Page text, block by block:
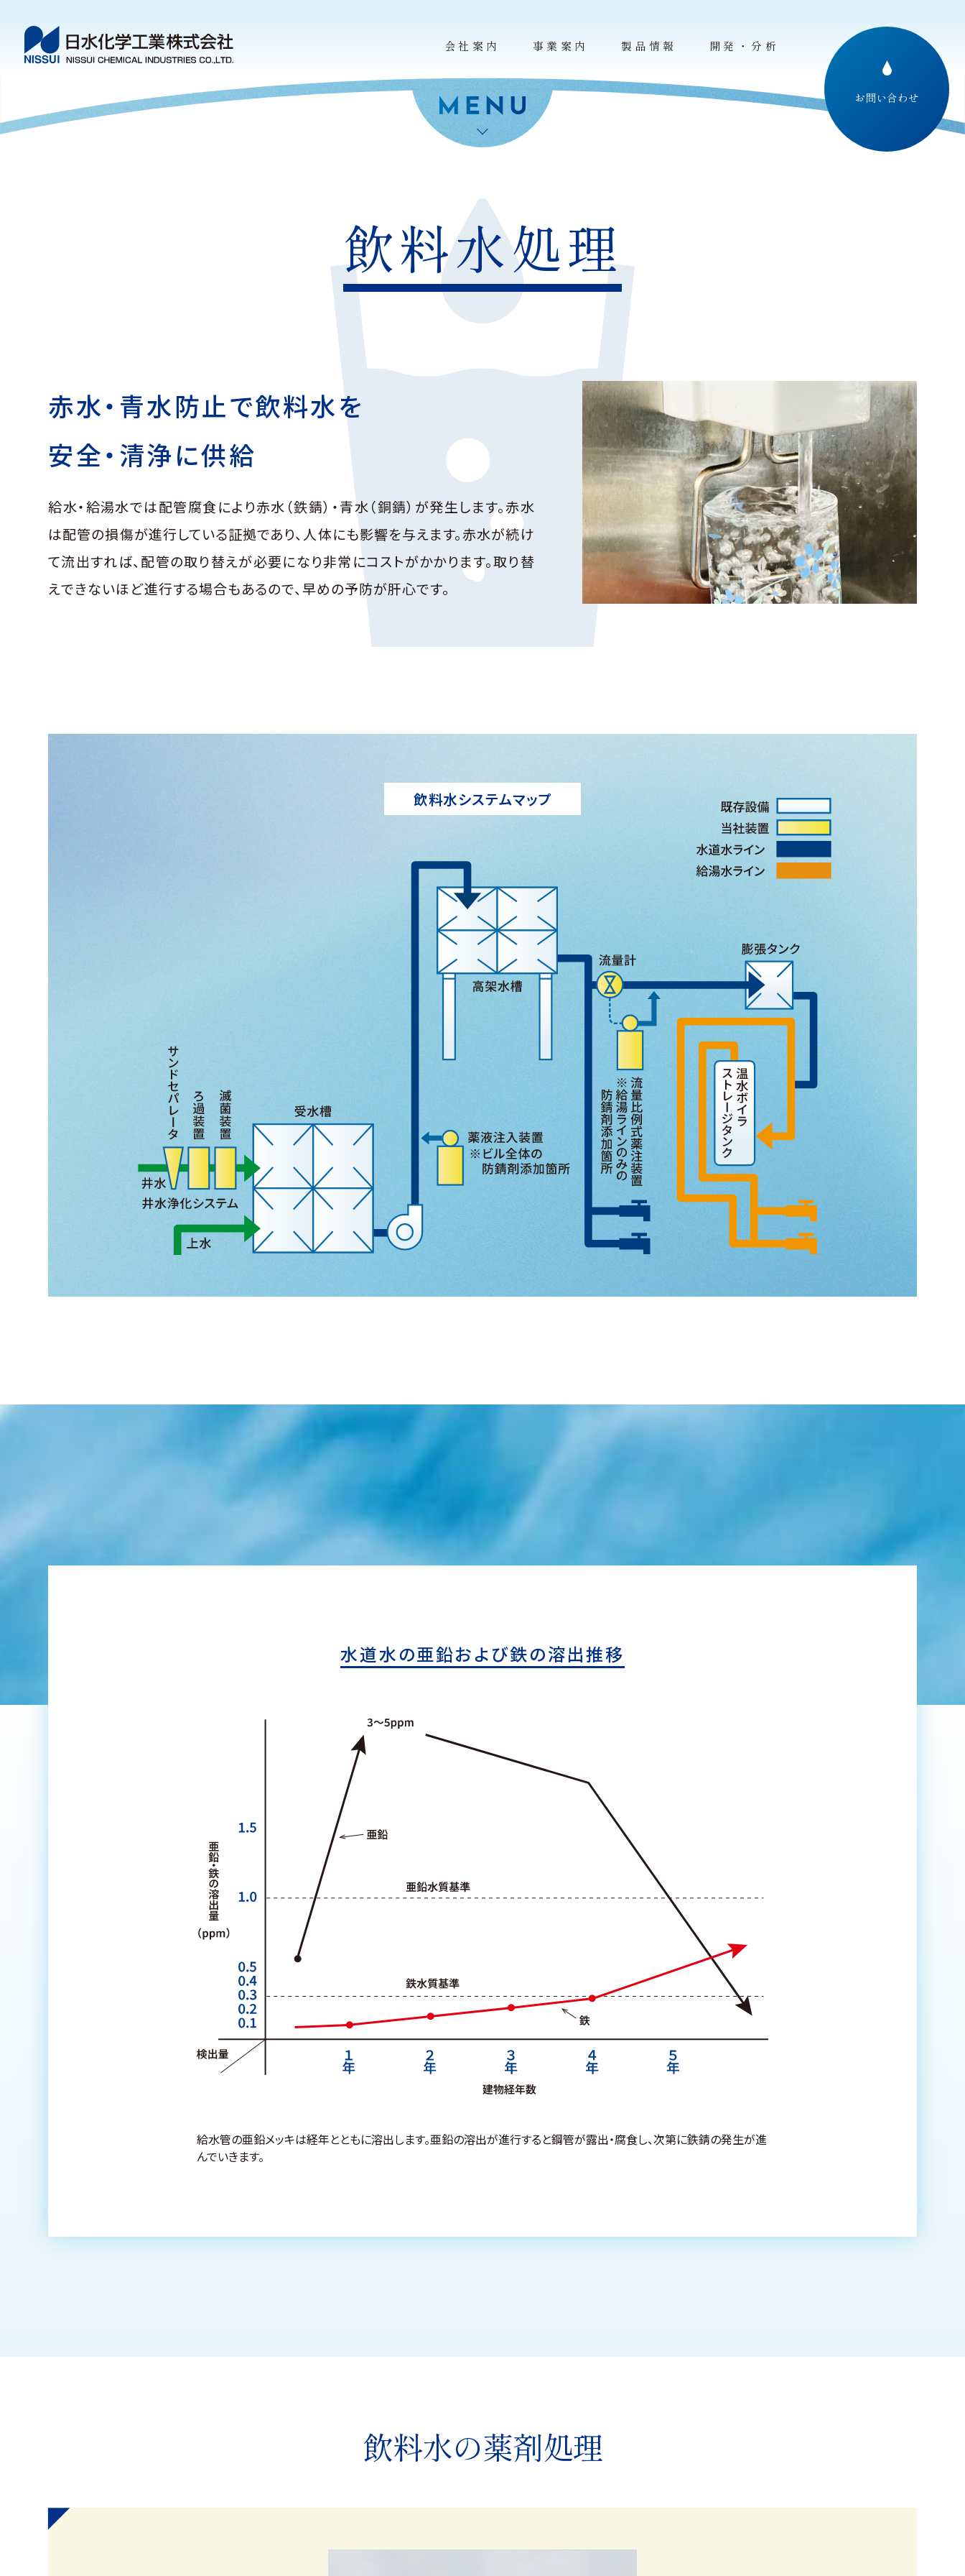
会社案内 事業案内 製品情報 開発・分析
お問い合わせ
飲料水処理
赤水・青水防止で飲料水を
安全・清浄に供給
給水・給湯水では配管腐食により赤水（鉄錆）・青水（銅錆）が発生します。赤水
は配管の損傷が進行している証拠であり、人体にも影響を与えます。赤水が続け
て流出すれば、配管の取り替えが必要になり非常にコストがかかります。取り替
えできないほど進行する場合もあるので、早めの予防が肝心です。
飲料水システムマップ
水道水の亜鉛および鉄の溶出推移
給水管の亜鉛メッキは経年とともに溶出します。亜鉛の溶出が進行すると鋼管が露出・腐食し、次第に鉄錆の発生が進
んでいきます。
飲料水の薬剤処理